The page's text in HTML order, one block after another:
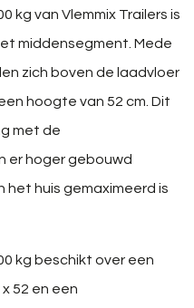
kg van Vlemmix Trailers is
middensegment. Mede
zich boven de laadvloer
hoogte van 52 cm. Dit
met de
er hoger gebouwd
huis gemaximeerd is
kg beschikt over een
52 en een